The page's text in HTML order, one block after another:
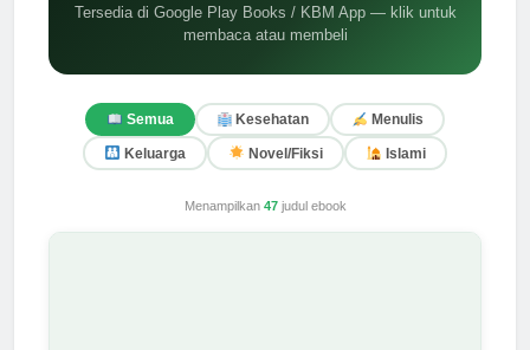
Tersedia di Google Play Books / KBM App — klik untuk
membaca atau membeli
Semua Kesehatan Menulis
Keluarga Novel/Fiksi Islami
Menampilkan 47judul ebook